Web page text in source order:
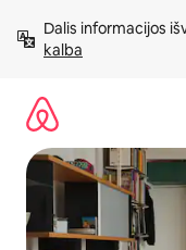
prie
turinio
Dalis informacijos
kalba